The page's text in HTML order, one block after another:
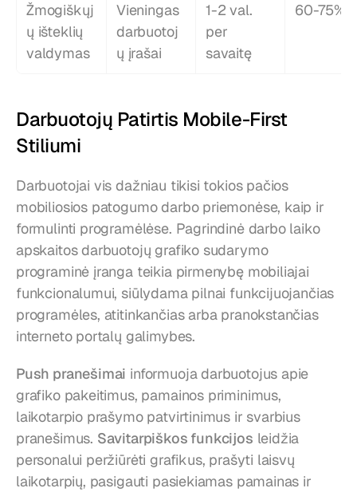
Žmogiškųj
ų išteklių
valdymas
Vieningas
darbuotoj
ų įrašai
1-2 val.
per
savaitę
60-75%
Darbuotojų Patirtis Mobile-First
Stiliumi
Darbuotojai vis dažniau tikisi tokios pačios
mobiliosios patogumo darbo priemonėse, kaip ir
formulinti programėlėse. Pagrindinė darbo laiko
apskaitos darbuotojų grafiko sudarymo
programinė įranga teikia pirmenybę mobiliajai
funkcionalumui, siūlydama pilnai funkcijuojančias
programėles, atitinkančias arba pranokstančias
interneto portalų galimybes.
Push pranešimai informuoja darbuotojus apie
grafiko pakeitimus, pamainos priminimus,
laikotarpio prašymo patvirtinimus ir svarbius
pranešimus. Savitarpiškos funkcijos leidžia
personalui peržiūrėti grafikus, prašyti laisvų
laikotarpių, pasigauti pasiekiamas pamainas ir